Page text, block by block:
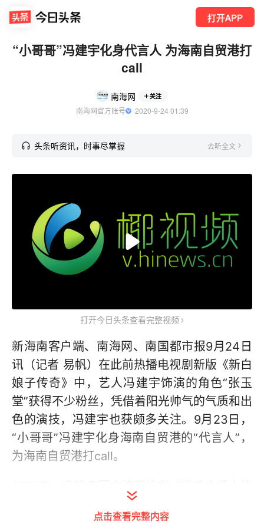
打开APP
“小哥哥”冯建宇化身代言人 为海南自贸港打
call
南海网 关注
南海网官方账号
  2020-9-24 01:39
头条听资讯，时事尽掌握 去听全文
打开今日头条查看完整视频
新海南客户端、南海网、南国都市报9月24日
讯（记者 易帆）在此前热播电视剧新版《新白
娘子传奇》中，艺人冯建宇饰演的角色“张玉
堂”获得不少粉丝，凭借着阳光帅气的气质和出
色的演技，冯建宇也获颇多关注。9月23日，
“小哥哥”冯建宇化身海南自贸港的“代言人”，
为海南自贸港打call。
敌》而正式出道 。2020年8月20日，发行专
辑《DTX》；9月21日，最新主演的悬疑青春
点击查看完整内容